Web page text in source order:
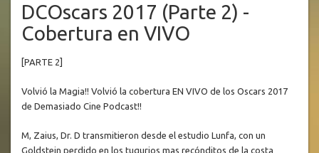
DCOscars 2017 (Parte 2) -
Cobertura en VIVO
[PARTE 2]
Volvió la Magia!! Volvió la cobertura EN VIVO de los Oscars 2017
de Demasiado Cine Podcast!!
M, Zaius, Dr. D transmitieron desde el estudio Lunfa, con un
Goldstein perdido en los tugurios mas recónditos de la costa